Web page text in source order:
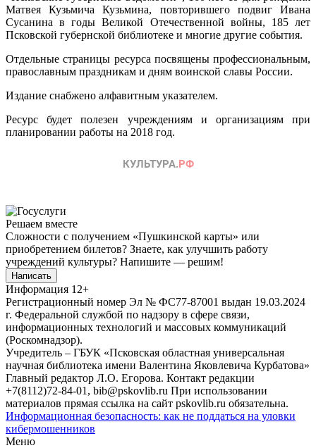
Матвея Кузьмича Кузьмина, повторившего подвиг Ивана
Сусанина в годы Великой Отечественной войны, 185 лет
Псковской губернской библиотеке и многие другие события.
Отдельные страницы ресурса посвящены профессиональным,
православным праздникам и дням воинской славы России.
Издание снабжено алфавитным указателем.
Ресурс будет полезен учреждениям и организациям при
планировании работы на 2018 год.
Решаем вместе
Сложности с получением «Пушкинской карты» или
приобретением билетов? Знаете, как улучшить работу
учреждений культуры? Напишите — решим!
Написать
Информация 12+
Регистрационный номер Эл № ФС77-87001 выдан 19.03.2024
г. Федеральной службой по надзору в сфере связи,
информационных технологий и массовых коммуникаций
(Роскомнадзор).
Учредитель – ГБУК «Псковская областная универсальная
научная библиотека имени Валентина Яковлевича Курбатова»
Главный редактор Л.О. Егорова. Контакт редакции
+7(8112)72-84-01, bib@pskovlib.ru При использовании
материалов прямая ссылка на сайт pskovlib.ru обязательна.
Информационная безопасность: как не поддаться на уловки
кибермошенников
Меню